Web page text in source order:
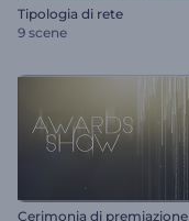
Tipologia di rete
9 scene
Cerimonia di premiazione